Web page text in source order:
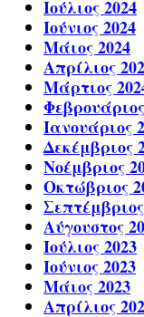
Ιούλιος 2024
Ιούνιος 2024
Μάιος 2024
Απρίλιος
Μάρτιος
Ιανουάριος
Δεκέμβριος
Νοέμβριος
Οκτώβριος
Αύγουστος
Ιούλιος 2023
Ιούνιος 2023
Μάιος 2023
Απρίλιος